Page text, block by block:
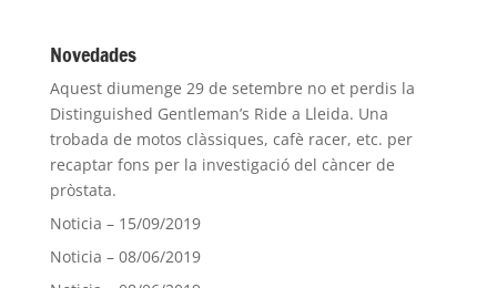
Novedades
Aquest diumenge 29 de setembre no et perdis la
Distinguished Gentleman’s Ride a Lleida. Una
trobada de motos clàssiques, cafè racer, etc. per
recaptar fons per la investigació del càncer de
pròstata.
Noticia – 15/09/2019
Noticia – 08/06/2019